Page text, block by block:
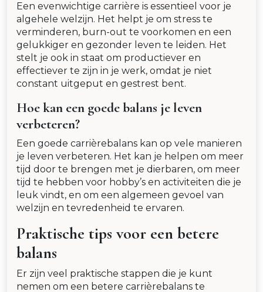
Een evenwichtige carrière is essentieel voor je
algehele welzijn. Het helpt je om stress te
verminderen, burn-out te voorkomen en een
gelukkiger en gezonder leven te leiden. Het
stelt je ook in staat om productiever en
effectiever te zijn in je werk, omdat je niet
constant uitgeput en gestrest bent.
Hoe kan een goede balans je leven
verbeteren?
Een goede carrièrebalans kan op vele manieren
je leven verbeteren. Het kan je helpen om meer
tijd door te brengen met je dierbaren, om meer
tijd te hebben voor hobby’s en activiteiten die je
leuk vindt, en om een algemeen gevoel van
welzijn en tevredenheid te ervaren.
Praktische tips voor een betere
balans
Er zijn veel praktische stappen die je kunt
nemen om een betere carrièrebalans te